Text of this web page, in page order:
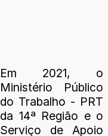
Em 2021, o
Ministério Público
do Trabalho - PRT
da 14ª Região e o
Serviço de Apoio